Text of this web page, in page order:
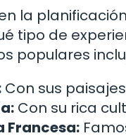
la
tipo de
populares
Con sus
Con su rica
Francesa: